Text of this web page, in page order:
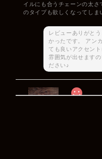
イルにも合うチェーンの太
のタイプも欲しくなってしま
レビューありがと
かったです。 アン
ても良いアクセン
雰囲気が出せます
ださい♪